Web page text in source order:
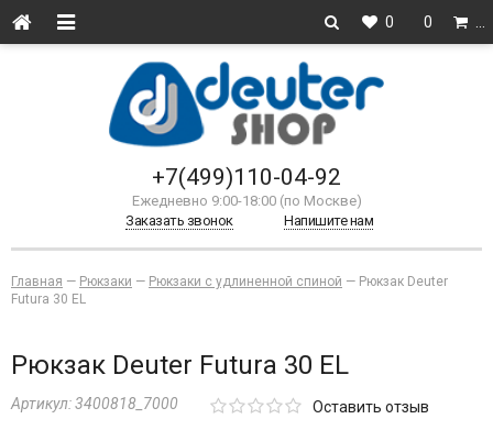
0 0
+7(499)110-04-92
Ежедневно 9:00-18:00 (по Москве)
Заказать звонок
Напишите нам
Главная — Рюкзаки — Рюкзаки с удлиненной спиной — Рюкзак Deuter
Futura 30 EL
Рюкзак Deuter Futura 30 EL
Артикул:3400818_7000 Оставить отзыв